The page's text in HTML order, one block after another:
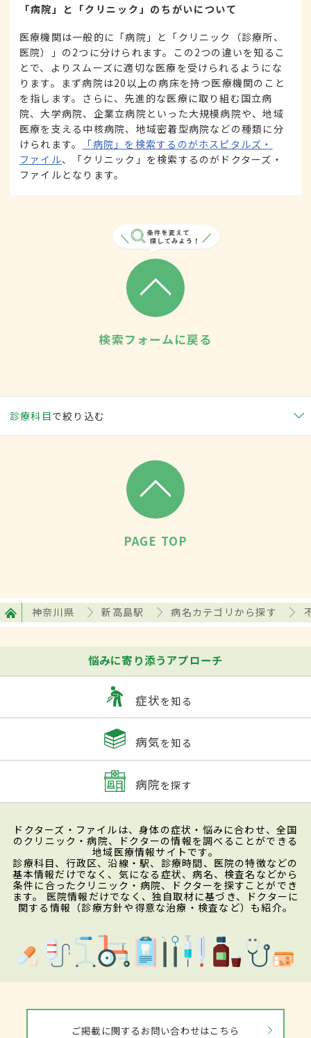
「病院」と「クリニック」のちがいについて
医療機関は一般的に「病院」と「クリニック（診療所、
医院）」の2つに分けられます。この2つの違いを知るこ
とで、よりスムーズに適切な医療を受けられるようにな
ります。まず病院は20以上の病床を持つ医療機関のこと
を指します。さらに、先進的な医療に取り組む国立病
院、大学病院、企業立病院といった大規模病院や、地域
医療を支える中核病院、地域密着型病院などの種類に分
けられます。
「病院」を検索するのがホスピタルズ・
ファイル、「クリニック」を検索するのがドクターズ・
ファイルとなります。
検索フォームに戻る
診療科目で絞り込む
PAGE TOP
神奈川県 新高島駅 病名カテゴリから探す
悩みに寄り添うアプローチ
症状を知る
病気を知る
病院を探す
ドクターズ・ファイルは、身体の症状・悩みに合わせ、全国
のクリニック・病院、ドクターの情報を調べることができる
地域医療情報サイトです。
診療科目、行政区、沿線・駅、診療時間、医院の特徴などの
基本情報だけでなく、気になる症状、病名、検査名などから
条件に合ったクリニック・病院、ドクターを探すことができ
ます。 医院情報だけでなく、独自取材に基づき、ドクターに
関する情報（診療方針や得意な治療・検査など）も紹介。
ご掲載に関するお問い合わせはこちら